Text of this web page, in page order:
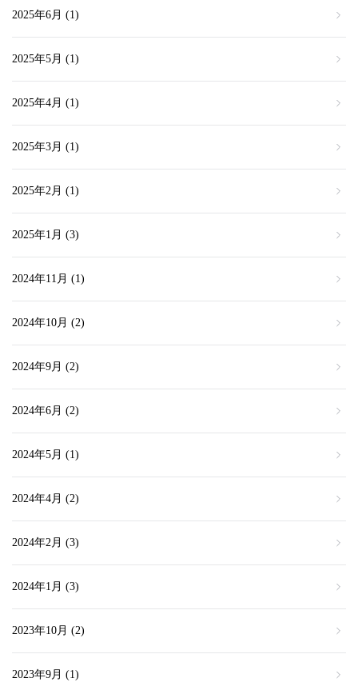
2025年6月 (1)
2025年5月 (1)
2025年4月 (1)
2025年3月 (1)
2025年2月 (1)
2025年1月 (3)
2024年11月 (1)
2024年10月 (2)
2024年9月 (2)
2024年6月 (2)
2024年5月 (1)
2024年4月 (2)
2024年2月 (3)
2024年1月 (3)
2023年10月 (2)
2023年9月 (1)